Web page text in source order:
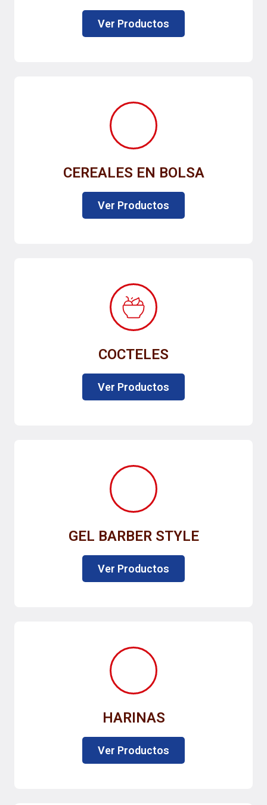
Ver Productos
CEREALES EN BOLSA
Ver Productos
COCTELES
Ver Productos
GEL BARBER STYLE
Ver Productos
HARINAS
Ver Productos